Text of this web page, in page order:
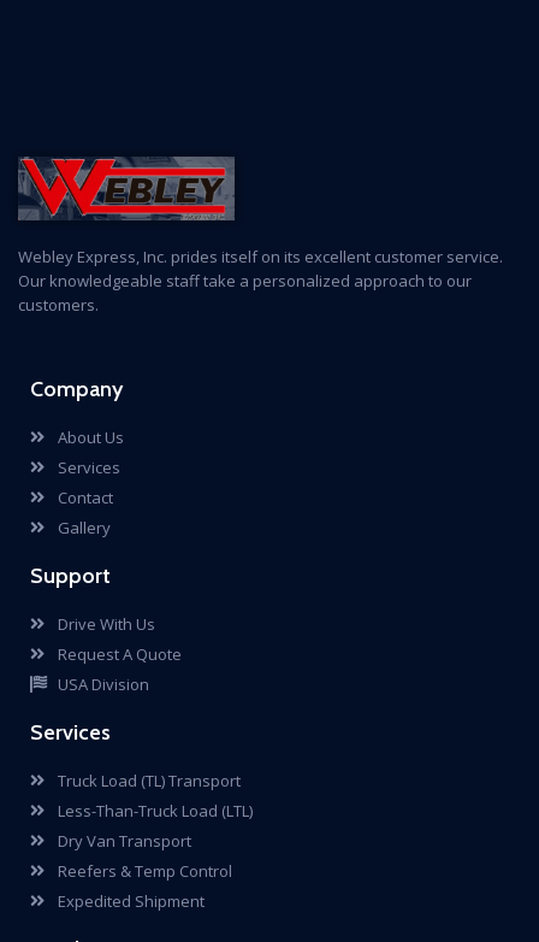
Webley Express, Inc. prides itself on its excellent customer service.
Our knowledgeable staff take a personalized approach to our
customers.
Company
About Us
Services
Contact
Gallery
Support
Drive With Us
Request A Quote
Services
Truck Load (TL) Transport
Less-Than-Truck Load (LTL)
Dry Van Transport
Reefers & Temp Control
Expedited Shipment